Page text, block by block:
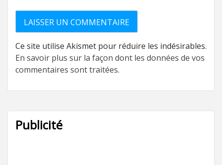
Ce site utilise Akismet pour réduire les indésirables.
En savoir plus sur la façon dont les données de vos
commentaires sont traitées.
Publicité